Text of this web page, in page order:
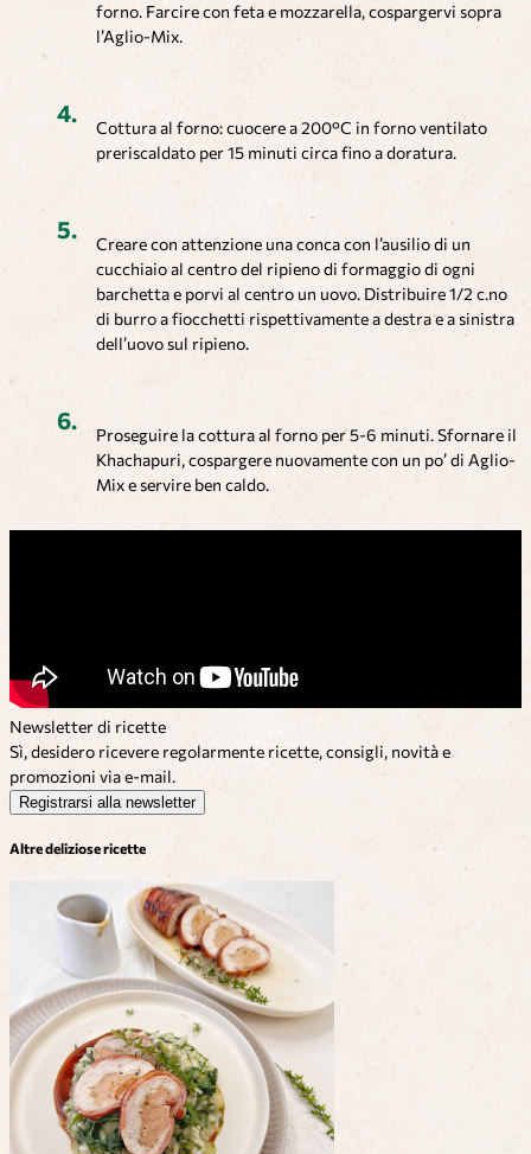
forno. Farcire con feta e mozzarella, cospargervi sopra
l’Aglio-Mix.
Cottura al forno: cuocere a 200°C in forno ventilato
preriscaldato per 15 minuti circa fino a doratura.
Creare con attenzione una conca con l’ausilio di un
cucchiaio al centro del ripieno di formaggio di ogni
barchetta e porvi al centro un uovo. Distribuire 1/2 c.no
di burro a fiocchetti rispettivamente a destra e a sinistra
dell’uovo sul ripieno.
Proseguire la cottura al forno per 5-6 minuti. Sfornare il
Khachapuri, cospargere nuovamente con un po’ di Aglio-
Mix e servire ben caldo.
Newsletter di ricette
Sì, desidero ricevere regolarmente ricette, consigli, novità e
promozioni via e-mail.
Registrarsi alla newsletter
Altre deliziose ricette